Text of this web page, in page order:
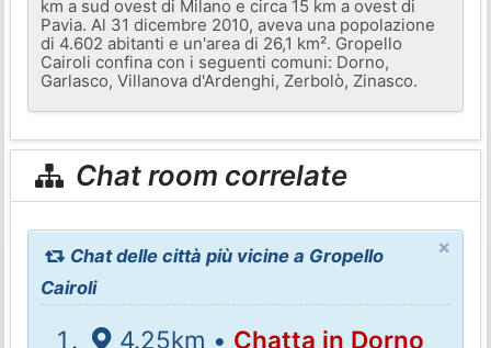
km a sud ovest di Milano e circa 15 km a ovest di
Pavia. Al 31 dicembre 2010, aveva una popolazione
di 4.602 abitanti e un'area di 26,1 km². Gropello
Cairoli confina con i seguenti comuni: Dorno,
Garlasco, Villanova d'Ardenghi, Zerbolò, Zinasco.
Chat room correlate
×
Chat delle città più vicine a Gropello
Cairoli
4.25km • Chatta in Dorno